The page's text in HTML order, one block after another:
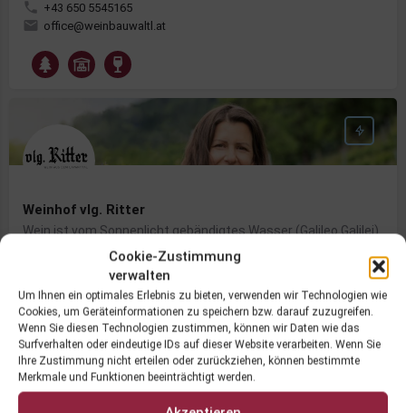
Cookie-Zustimmung
verwalten
Um Ihnen ein optimales Erlebnis zu bieten, verwenden wir Technologien wie
Cookies, um Geräteinformationen zu speichern bzw. darauf zuzugreifen.
Wenn Sie diesen Technologien zustimmen, können wir Daten wie das
Surfverhalten oder eindeutige IDs auf dieser Website verarbeiten. Wenn Sie
Ihre Zustimmung nicht erteilen oder zurückziehen, können bestimmte
Merkmale und Funktionen beeinträchtigt werden.
+43 650 5545165
office@weinbauwaltl.at
Weinhof vlg. Ritter
Wein ist vom Sonnenlicht gebändigtes Wasser (Galileo Galilei)
Loschental 8, 9470 Sankt Paul im Lavanttal
+43 680 3027100
wein@vulgoritter.at